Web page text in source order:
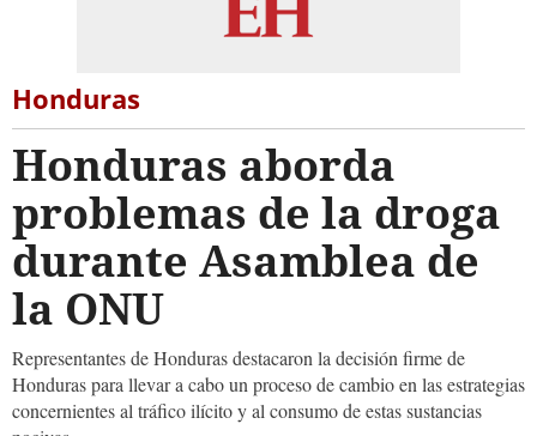
Honduras
Honduras aborda
problemas de la droga
durante Asamblea de
la ONU
Representantes de Honduras destacaron la decisión firme de
Honduras para llevar a cabo un proceso de cambio en las estrategias
concernientes al tráfico ilícito y al consumo de estas sustancias